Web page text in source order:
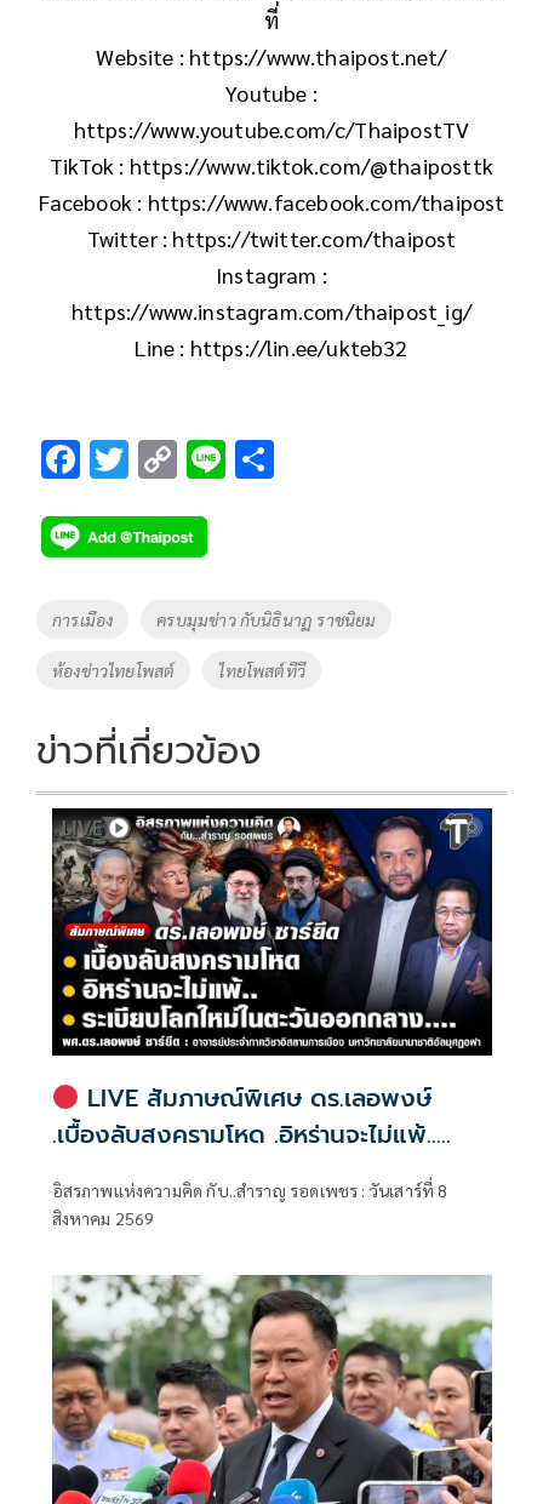
ที่
Website : https://www.thaipost.net/
Youtube :
https://www.youtube.com/c/ThaipostTV
TikTok : https://www.tiktok.com/@thaiposttk
Facebook : https://www.facebook.com/thaipost
Twitter : https://twitter.com/thaipost
Instagram :
https://www.instagram.com/thaipost_ig/
Line : https://lin.ee/ukteb32
F
e
b
o
o
k
T
tt
er
C
p
y
Li
Li
Tags
การเมือง ครบมุมข่าว กับนิธินาฏ ราชนิยม
ห้องข่าวไทยโพสต์ ไทยโพสต์ทีวี
ข่าวที่เกี่ยวข้อง
LIVE สัมภาษณ์พิเศษ ดร.เลอพงษ์
.เบื้องลับสงครามโหด .อิหร่านจะไม่แพ้..
อิสรภาพแห่งความคิด กับ..สำราญ รอด
อิสรภาพแห่งความคิด กับ..สำราญ รอดเพชร : วันเสาร์ที่ 8
สิงหาคม 2569